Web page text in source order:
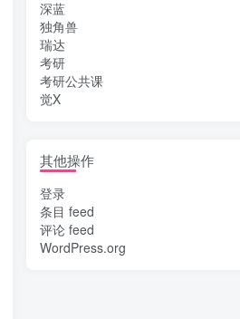
深蓝
独角兽
瑞达
考研
考研公共课
觉X
其他操作
登录
条目 feed
评论 feed
WordPress.org